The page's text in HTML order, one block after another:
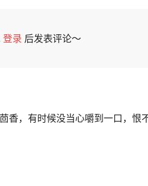
登录 后发表评论～
香，有时候没当心嚼到一口，恨